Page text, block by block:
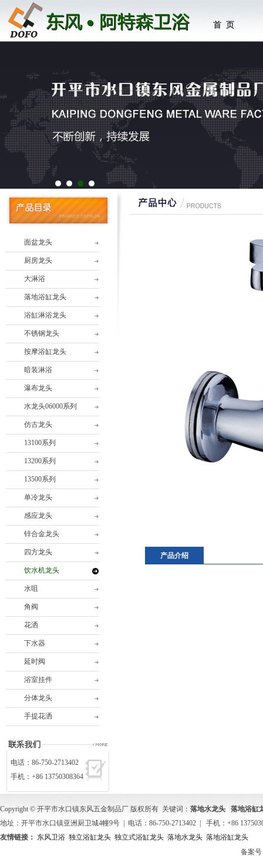
首 页
1 2 3 4
面盆龙头
厨房龙头
大淋浴
落地浴缸龙头
浴缸淋浴龙头
不锈钢龙头
按摩浴缸龙头
暗装淋浴
瀑布龙头
水龙头06000系列
仿古龙头
13100系列
13200系列
13500系列
单冷龙头
感应龙头
锌合金龙头
四方龙头
饮水机龙头
水咀
角阀
花洒
下水器
延时阀
浴室挂件
分体龙头
手提花洒
电话：86-750-2713402
手机：+86 13750308364
产品介绍
Copyright © 开平市水口镇东风五金制品厂 版权所有 关键词： 落地水龙头
落地浴缸
地址：开平市水口镇亚洲厨卫城4幢9号 | 电话：86-750-2713402 | 手机：+86
友情链接： 东风卫浴 独立浴缸龙头 独立式浴缸龙头 落地水龙头 落地浴缸龙头
备案号